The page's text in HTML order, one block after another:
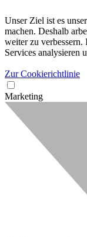
Unser Ziel ist es
machen. Deshalb
weiter zu
Services analysieren
Zur Cookierichtlinie
Marketing